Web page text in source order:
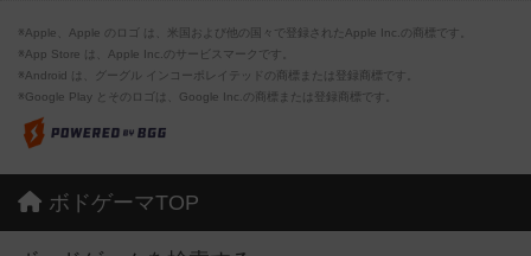
※Apple、Apple のロゴ は、米国および他の国々で登録されたApple Inc.の商標です。
※App Store は、Apple Inc.のサービスマークです。
※Android は、グーグル インコーポレイテッドの商標または登録商標です。
※Google Play とそのロゴは、Google Inc.の商標または登録商標です。
ボドゲーマTOP